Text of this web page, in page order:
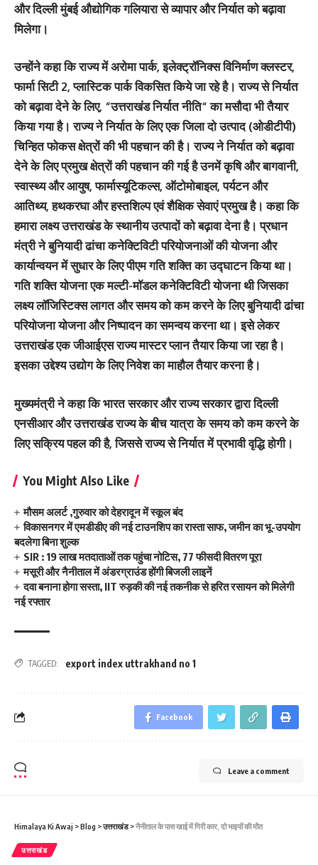
और दिल्ली मुंबई औद्योगिक गलियारा से व्यापार और निर्यात को बढ़ावा
मिलेगा।
उन्होंने कहा कि राज्य में अरोमा पार्क, इलेक्ट्रॉनिक्स विनिर्माण क्लस्टर,
फार्मा सिटी 2, प्लास्टिक पार्क विकसित किये जा रहे है। राज्य से निर्यात
को बढ़ावा देने के लिए, “उत्तराखंड निर्यात नीति“ का मसौदा भी तैयार
किया गया है। राज्य ने निर्यात के लिए एक जिला दो उत्पाद (ओडीटीपी)
चिन्हित फोकस क्षेत्रों की भी पहचान की है। राज्य ने निर्यात को बढ़ावा
देने के लिए प्रमुख क्षेत्रों की पहचान की गई है उनमें कृषि और बागवानी,
स्वास्थ्य और आयुष, फार्मास्यूटिकल्स, ऑटोमोबाइल, पर्यटन और
आतिथ्य, हथकरघा और हस्तशिल्प एवं शैक्षिक सेवाएं प्रमुख है। कहा कि
हमारा लक्ष्य उत्तराखंड के स्थानीय उत्पादों को बढ़ावा देना है। प्रधान
मंत्री ने बुनियादी ढांचा कनेक्टिविटी परियोजनाओं की योजना और
कार्यान्वयन में सुधार के लिए पीएम गति शक्ति का उद्घाटन किया था।
गति शक्ति योजना एक मल्टी-मॉडल कनेक्टिविटी योजना थी जिसका
लक्ष्य लॉजिस्टिक्स लागत और समय को कम करने के लिए बुनियादी ढांचा
परियोजना योजना और निष्पादन का समन्वय करना था। इसे लेकर
उत्तराखंड एक जीआईएस राज्य मास्टर प्लान तैयार किया जा रहा है।
इसका उद्देश्य उद्योग के लिए निवेश का माहौल तैयार करना है।
मुख्यमंत्री ने कहा कि भारत सरकार और राज्य सरकार द्वारा दिल्ली
एनसीआर और उत्तराखंड राज्य के बीच यात्रा के समय को कम करने के
लिए सक्रिय पहल की है, जिससे राज्य से निर्यात में प्रभावी वृद्धि होगी।
You Might Also Like
मौसम अलर्ट ,गुरुवार को देहरादून में स्कूल बंद
विकासनगर में एमडीडीए की नई टाउनशिप का रास्ता साफ, जमीन का भू-उपयोग
बदलेगा बिना शुल्क
SIR : 19 लाख मतदाताओं तक पहुंचा नोटिस, 77 फीसदी वितरण पूरा
मसूरी और नैनीताल में अंडरग्राउंड होंगी बिजली लाइनें
दवा बनाना होगा सस्ता, IIT रुड़की की नई तकनीक से हरित रसायन को मिलेगी
नई रफ्तार
TAGGED: export index uttrakhand no 1
Facebook
Leave a comment
Himalaya Ki Awaj >Blog >उत्तराखंड>नैनीताल के पास खाई में गिरी कार, दो भाइयों की मौत
उत्तराखंड